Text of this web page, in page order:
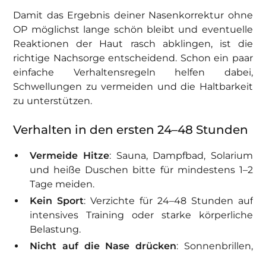
Damit das Ergebnis deiner Nasenkorrektur ohne
OP möglichst lange schön bleibt und eventuelle
Reaktionen der Haut rasch abklingen, ist die
richtige Nachsorge entscheidend. Schon ein paar
einfache Verhaltensregeln helfen dabei,
Schwellungen zu vermeiden und die Haltbarkeit
zu unterstützen.
Verhalten in den ersten 24–48 Stunden
Vermeide Hitze: Sauna, Dampfbad, Solarium
und heiße Duschen bitte für mindestens 1–2
Tage meiden.
Kein Sport: Verzichte für 24–48 Stunden auf
intensives Training oder starke körperliche
Belastung.
Nicht auf die Nase drücken: Sonnenbrillen,